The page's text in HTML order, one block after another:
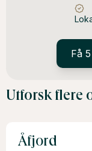
Få
Utforsk flere
Åfjord